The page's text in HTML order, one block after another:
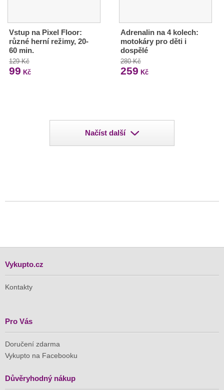
Vstup na Pixel Floor:
různé herní režimy, 20-
60 min.
129 Kč
99 Kč
Adrenalin na 4 kolech:
motokáry pro děti i
dospělé
280 Kč
259 Kč
Načíst další
Vykupto.cz
Kontakty
Pro Vás
Doručení zdarma
Vykupto na Facebooku
Důvěryhodný nákup